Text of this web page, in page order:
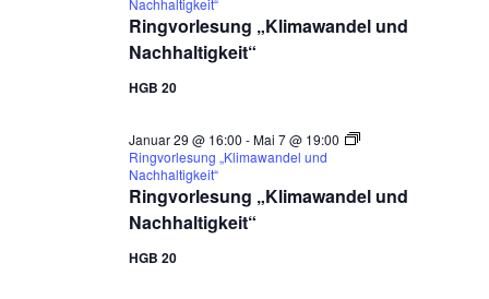
Ringvorlesung „Klimawandel und
Nachhaltigkeit“
Nachhaltigkeit“
HGB 20
Ringvorlesung „Klimawandel und
Nachhaltigkeit“
Januar 29 @ 16:00 -Mai 7 @ 19:00
Ringvorlesung „Klimawandel und
Nachhaltigkeit“
HGB 20